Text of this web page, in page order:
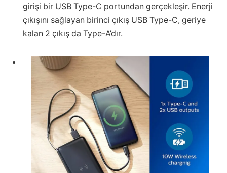
girişi bir USB Type-C portundan gerçekleşir. Enerji
çıkışını sağlayan birinci çıkış USB Type-C, geriye
kalan 2 çıkış da Type-A’dır.